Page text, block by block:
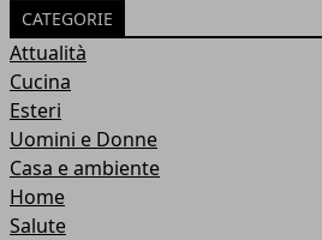
CATEGORIE
Attualità
Cucina
Esteri
Uomini e Donne
Casa e ambiente
Home
Salute